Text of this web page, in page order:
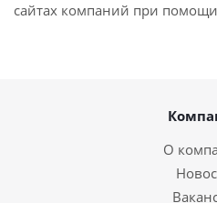
сайтах компаний при
О